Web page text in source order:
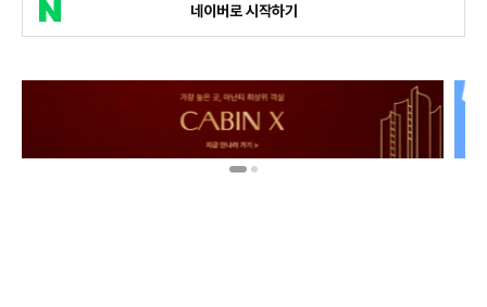
네이버로 시작하기